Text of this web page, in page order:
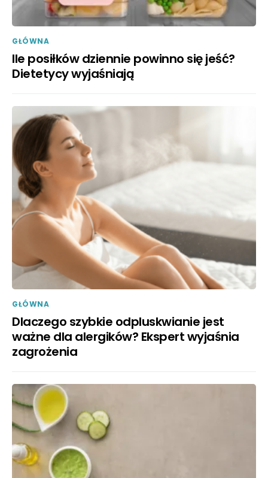
GŁÓWNA
Ile posiłków dziennie powinno się jeść?
Dietetycy wyjaśniają
GŁÓWNA
Dlaczego szybkie odpluskwianie jest
ważne dla alergików? Ekspert wyjaśnia
zagrożenia